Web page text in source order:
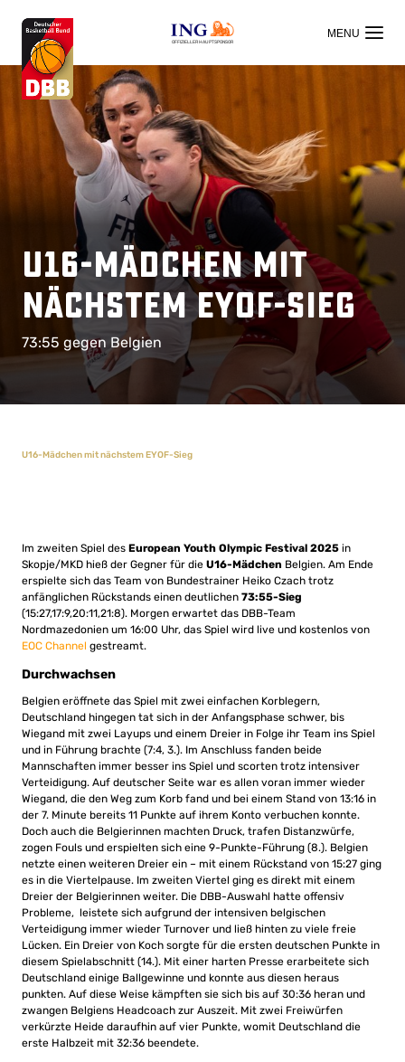
OFFIZIELLER HAUPTSPONSOR
U16-Mädchen mit
nächstem EYOF-Sieg
73:55 gegen Belgien
U16-Mädchen mit nächstem EYOF-Sieg
Im zweiten Spiel des European Youth Olympic Festival 2025 in
Skopje/MKD hieß der Gegner für die U16-Mädchen Belgien. Am Ende
erspielte sich das Team von Bundestrainer Heiko Czach trotz
anfänglichen Rückstands einen deutlichen 73:55-Sieg
(15:27,17:9,20:11,21:8). Morgen erwartet das DBB-Team
Nordmazedonien um 16:00 Uhr, das Spiel wird live und kostenlos von
EOC Channel gestreamt.
Durchwachsen
Belgien eröffnete das Spiel mit zwei einfachen Korblegern,
Deutschland hingegen tat sich in der Anfangsphase schwer, bis
Wiegand mit zwei Layups und einem Dreier in Folge ihr Team ins Spiel
und in Führung brachte (7:4, 3.). Im Anschluss fanden beide
Mannschaften immer besser ins Spiel und scorten trotz intensiver
Verteidigung. Auf deutscher Seite war es allen voran immer wieder
Wiegand, die den Weg zum Korb fand und bei einem Stand von 13:16 in
der 7. Minute bereits 11 Punkte auf ihrem Konto verbuchen konnte.
Doch auch die Belgierinnen machten Druck, trafen Distanzwürfe,
zogen Fouls und erspielten sich eine 9-Punkte-Führung (8.). Belgien
netzte einen weiteren Dreier ein – mit einem Rückstand von 15:27 ging
es in die Viertelpause. Im zweiten Viertel ging es direkt mit einem
Dreier der Belgierinnen weiter. Die DBB-Auswahl hatte offensiv
Probleme, leistete sich aufgrund der intensiven belgischen
Verteidigung immer wieder Turnover und ließ hinten zu viele freie
Lücken. Ein Dreier von Koch sorgte für die ersten deutschen Punkte in
diesem Spielabschnitt (14.). Mit einer harten Presse erarbeitete sich
Deutschland einige Ballgewinne und konnte aus diesen heraus
punkten. Auf diese Weise kämpften sie sich bis auf 30:36 heran und
zwangen Belgiens Headcoach zur Auszeit. Mit zwei Freiwürfen
verkürzte Heide daraufhin auf vier Punkte, womit Deutschland die
erste Halbzeit mit 32:36 beendete.